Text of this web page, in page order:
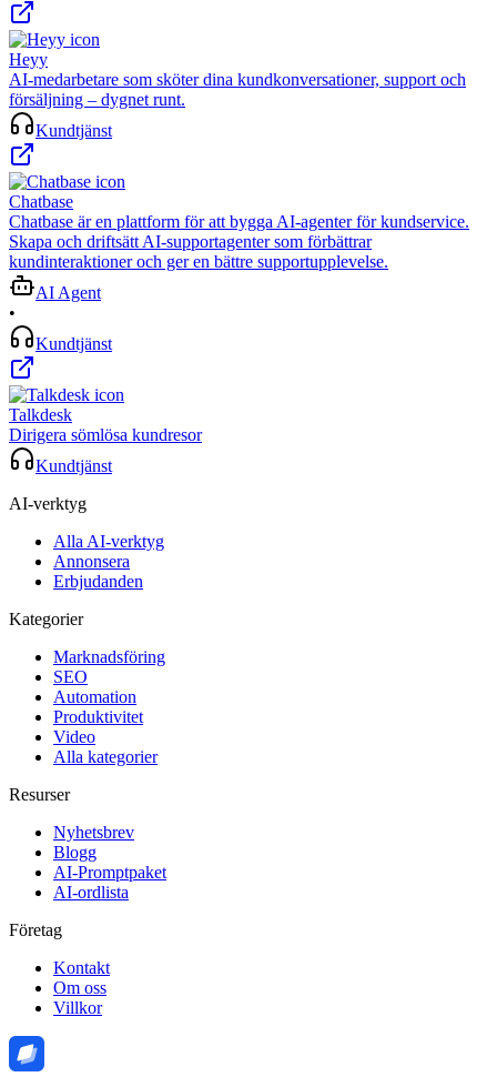
Heyy
AI-medarbetare som sköter dina kundkonversationer, support och
försäljning – dygnet runt.
Kundtjänst
Chatbase
Chatbase är en plattform för att bygga AI-agenter för kundservice.
Skapa och driftsätt AI-supportagenter som förbättrar
kundinteraktioner och ger en bättre supportupplevelse.
AI Agent
•
Kundtjänst
Talkdesk
Dirigera sömlösa kundresor
Kundtjänst
AI-verktyg
Alla AI-verktyg
Annonsera
Erbjudanden
Kategorier
Marknadsföring
SEO
Automation
Produktivitet
Video
Alla kategorier
Resurser
Nyhetsbrev
Blogg
AI-Promptpaket
AI-ordlista
Företag
Kontakt
Om oss
Villkor